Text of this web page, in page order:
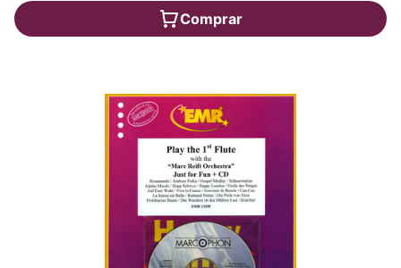
Comprar